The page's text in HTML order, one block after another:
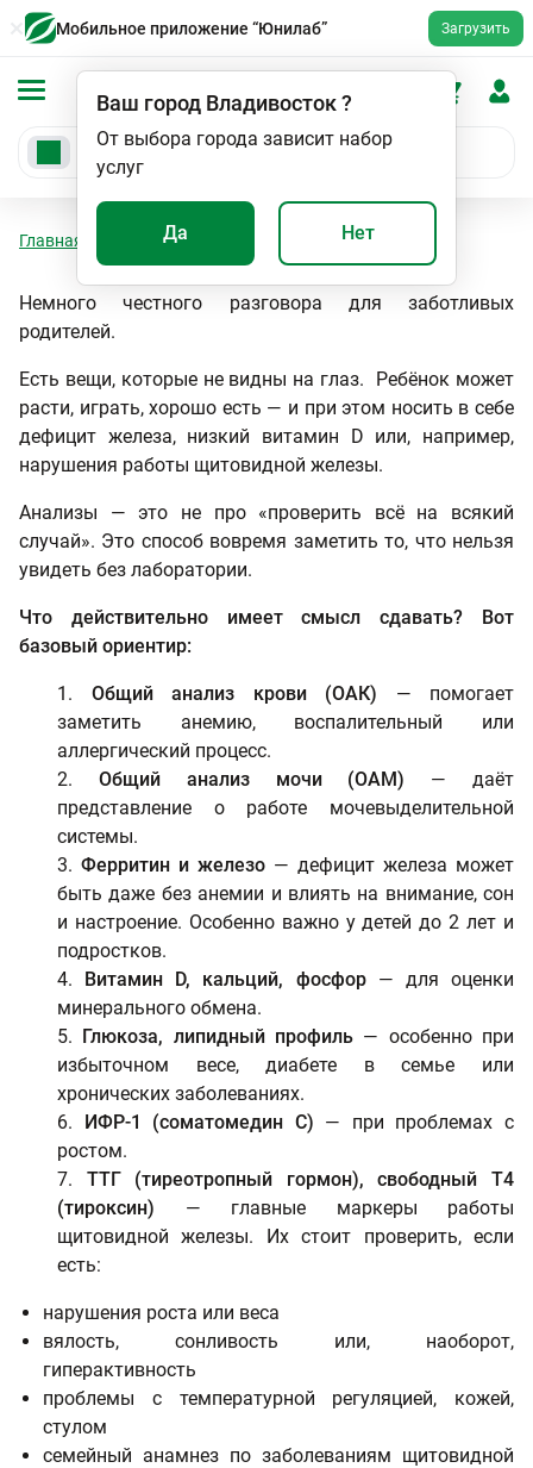
Мобильное приложение “Юнилаб” Загрузить
Ваш город Владивосток?
От выбора города зависит набор
услуг
Да Нет
Главная Статьи Анализы для детей
Немного честного разговора для заботливых
родителей.
Есть вещи, которые не видны на глаз. Ребёнок может
расти, играть, хорошо есть — и при этом носить в себе
дефицит железа, низкий витамин D или, например,
нарушения работы щитовидной железы.
Анализы — это не про «проверить всё на всякий
случай». Это способ вовремя заметить то, что нельзя
увидеть без лаборатории.
Что действительно имеет смысл сдавать? Вот
базовый ориентир:
Общий анализ крови (ОАК) — помогает
заметить анемию, воспалительный или
аллергический процесс.
Общий анализ мочи (ОАМ) — даёт
представление о работе мочевыделительной
системы.
Ферритин и железо — дефицит железа может
быть даже без анемии и влиять на внимание, сон
и настроение. Особенно важно у детей до 2 лет и
подростков.
Витамин D, кальций, фосфор— для оценки
минерального обмена.
Глюкоза, липидный профиль — особенно при
избыточном весе, диабете в семье или
хронических заболеваниях.
ИФР-1 (соматомедин С) — при проблемах с
ростом.
ТТГ (тиреотропный гормон), свободный Т4
(тироксин) — главные маркеры работы
щитовидной железы. Их стоит проверить, если
есть:
нарушения роста или веса
вялость, сонливость или, наоборот,
гиперактивность
проблемы с температурной регуляцией, кожей,
стулом
семейный анамнез по заболеваниям щитовидной